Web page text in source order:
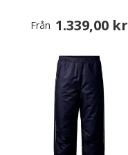
Från 1.339,00 kr